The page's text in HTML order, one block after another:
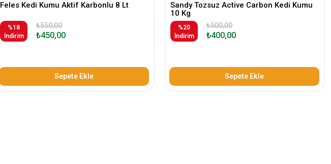
Feles Kedi Kumu Aktif Karbonlu 8 Lt
%18
İndirim
₺450,00
₺550,00
Sepete Ekle
Sandy Tozsuz Active Carbon Kedi Kumu
10 Kg
%20
İndirim
₺400,00
₺500,00
Sepete Ekle